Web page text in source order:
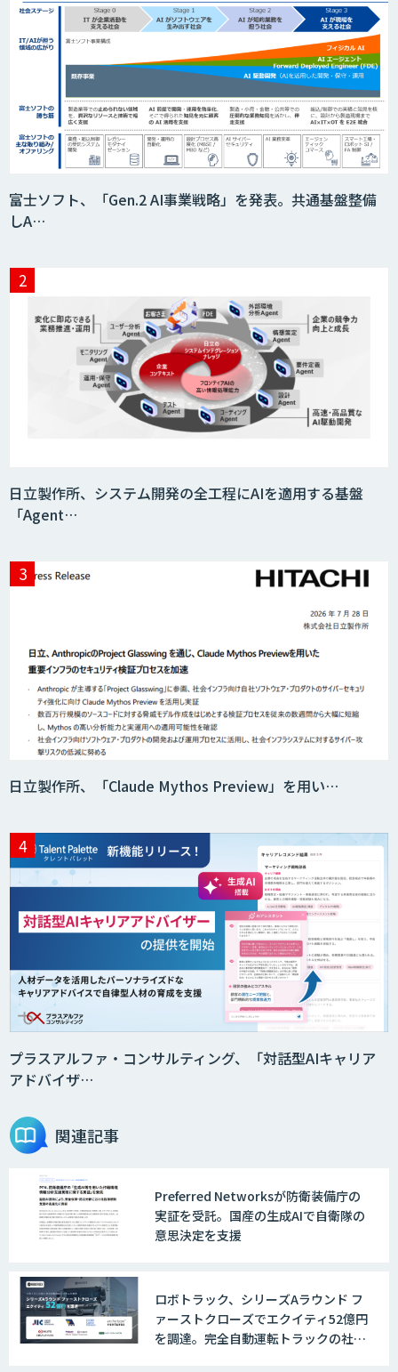
富士ソフト、「Gen.2 AI事業戦略」を発表。共通基盤整備
しA…
日立製作所、システム開発の全工程にAIを適用する基盤
「Agent…
日立製作所、「Claude Mythos Preview」を用い…
プラスアルファ・コンサルティング、「対話型AIキャリア
アドバイザ…
関連記事
Preferred Networksが防衛装備庁の
実証を受託。国産の生成AIで自衛隊の
意思決定を支援
ロボトラック、シリーズAラウンド フ
ァーストクローズでエクイティ52億円
を調達。完全自動運転トラックの社会